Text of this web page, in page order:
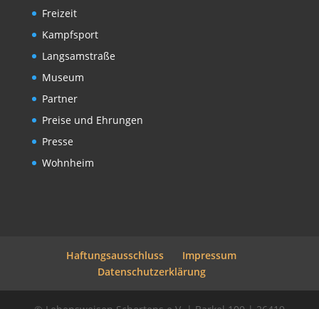
Freizeit
Kampfsport
Langsamstraße
Museum
Partner
Preise und Ehrungen
Presse
Wohnheim
Haftungsausschluss
Impressum
Datenschutzerklärung